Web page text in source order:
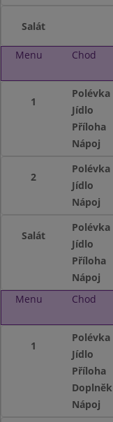
Salát
Menu Chod
1
Polévka
Jídlo
Příloha
Nápoj
2
Polévka
Jídlo
Nápoj
Salát
Polévka
Jídlo
Příloha
Nápoj
Menu
Chod
1
Polévka
Jídlo
Příloha
Doplněk
Nápoj